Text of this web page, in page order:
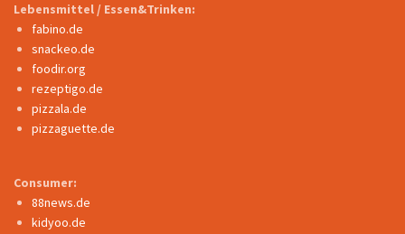
Lebensmittel / Essen&Trinken:
fabino.de
snackeo.de
foodir.org
rezeptigo.de
pizzala.de
pizzaguette.de
Consumer:
88news.de
kidyoo.de